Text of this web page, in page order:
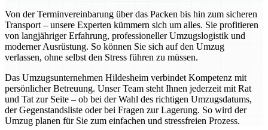
Von der Terminvereinbarung über das Packen bis hin zum sicheren
Transport – unsere Experten kümmern sich um alles. Sie profitieren
von langjähriger Erfahrung, professioneller Umzugslogistik und
moderner Ausrüstung. So können Sie sich auf den Umzug
verlassen, ohne selbst den Stress führen zu müssen.
Das Umzugsunternehmen Hildesheim verbindet Kompetenz mit
persönlicher Betreuung. Unser Team steht Ihnen jederzeit mit Rat
und Tat zur Seite – ob bei der Wahl des richtigen Umzugsdatums,
der Gegenstandsliste oder bei Fragen zur Lagerung. So wird der
Umzug planen für Sie zum einfachen und stressfreien Prozess.